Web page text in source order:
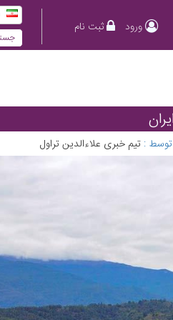
ورود ثبت نام
: تیم خبری علاءالدین تراول